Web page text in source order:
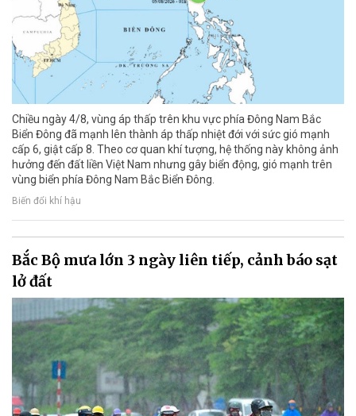
Chiều ngày 4/8, vùng áp thấp trên khu vực phía Đông Nam Bắc
Biển Đông đã mạnh lên thành áp thấp nhiệt đới với sức gió mạnh
cấp 6, giật cấp 8. Theo cơ quan khí tượng, hệ thống này không ảnh
hưởng đến đất liền Việt Nam nhưng gây biển động, gió mạnh trên
vùng biển phía Đông Nam Bắc Biển Đông.
Biến đổi khí hậu
Bắc Bộ mưa lớn 3 ngày liên tiếp, cảnh báo sạt
lở đất